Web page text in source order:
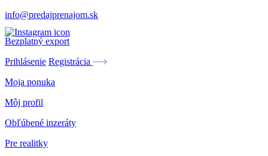
info@predajprenajom.sk
Bezplatný export
Prihlásenie Registrácia
Moja ponuka
Môj profil
Obľúbené inzeráty
Pre realitky